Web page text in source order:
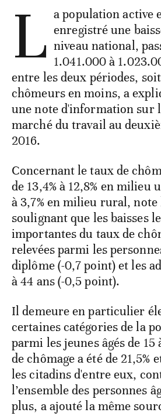
L a population active
enregistré une
niveau national,
1.041.000 à
entre les deux périodes,
chômeurs en moins, a
une note d'information sur
marché du travail au
2016.
Concernant le taux de
de 13,4% à 12,8% en milieu
à 3,7% en milieu rural, note
soulignant que les baisses
importantes du taux de
relevées parmi les
diplôme (-0,7 point) et les
à 44 ans (-0,5 point).
Il demeure en particulier
certaines catégories de la
parmi les jeunes âgés de 15
de chômage a été de 21,5%
les citadins d'entre eux,
l’ensemble des personnes
plus, a ajouté la même